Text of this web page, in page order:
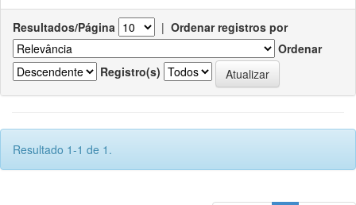
Resultados/Página | Ordenar registros por
Ordenar
Registro(s)
Resultado 1-1 de 1.